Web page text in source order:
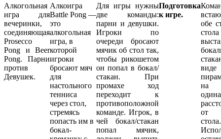
Алкогольная
игра для
вечеринки,
соединяющая
Prosecco
Pong и Beer
Pong. Парни
против
Девушек.
Алкоигра
Battle Pong —
это
алкогольная
игра, в
которой
игроки
бросают мяч
для
настольного
тенниса
через стол,
стремясь
попасть им в
бокал-
Для игры нужны
две команды:
парни и девушки.
Игроки по
очереди бросают
мячик об стол так,
чтобы рикошетом
он попал в бокал/
стакан. При
промахе ход
переходит к
противоположной
команде. Игрок, в
чей бокал/стакан
попал мячик,
Подготовка
к игре.
обе
виде
на
от
стола.